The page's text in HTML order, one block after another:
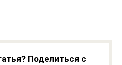
Поделиться с